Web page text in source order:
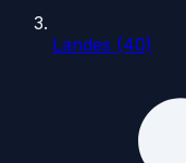
Landes (40)